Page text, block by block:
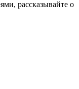
рассказывайте о